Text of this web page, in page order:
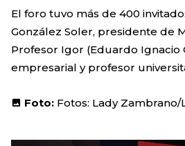
El foro tuvo más de 400
González Soler, presidente de
Profesor Igor (Eduardo
empresarial y profesor
Foto: Fotos: Lady Zambrano/